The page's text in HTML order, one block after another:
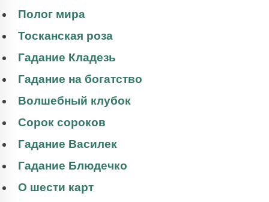
Полог мира
Тосканская роза
Гадание Кладезь
Гадание на богатство
Волшебный клубок
Сорок сороков
Гадание Василек
Гадание Блюдечко
О шести карт